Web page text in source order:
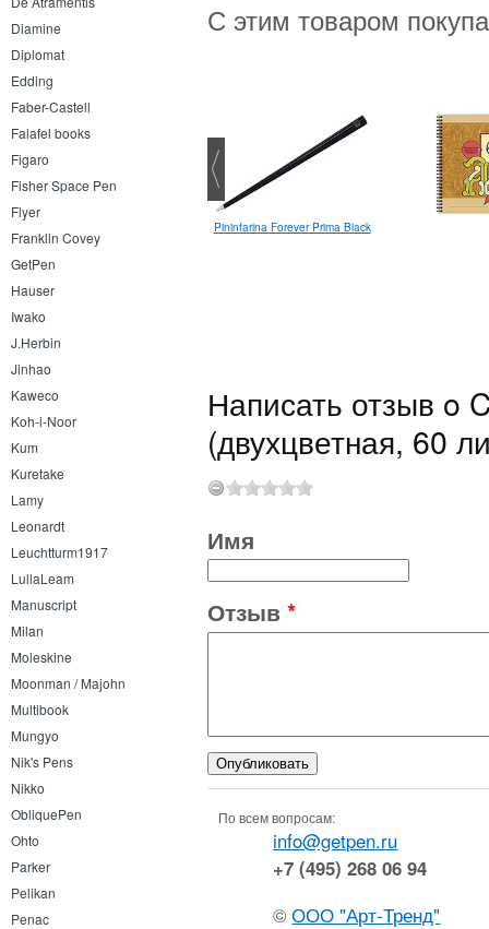
Diamine
Diplomat
Edding
Faber-Castell
Falafel books
Figaro
Fisher Space Pen
Flyer
Franklin Covey
GetPen
Hauser
Iwako
J.Herbin
Jinhao
Kaweco
Koh-i-Noor
Kum
Kuretake
Lamy
Leonardt
Leuchtturm1917
LullaLeam
Manuscript
Milan
Moleskine
Moonman / Majohn
Multibook
Mungyo
Nik's Pens
Nikko
ObliquePen
Ohto
Parker
Pelikan
Penac
С этим товаром
A6
Pininfarina Forever Prima Black
Написать отзыв o
(двухцветная, 60
Имя
Отзыв *
По всем вопросам:
info@getpen.ru
+7 (495) 268 06 94
©ООО "Арт-Тренд"